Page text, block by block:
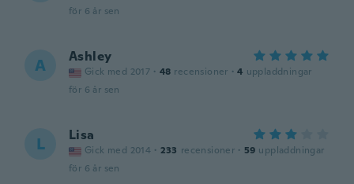
för 6 år sen
A Ashley
Gick med 2017 · 48 recensioner · 4 uppladdningar
för 6 år sen
L Lisa
Gick med 2014 · 233 recensioner · 59 uppladdningar
för 6 år sen